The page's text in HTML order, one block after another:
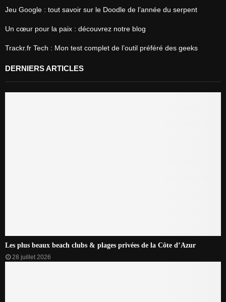
Jeu Google : tout savoir sur le Doodle de l’année du serpent
Un cœur pour la paix : découvrez notre blog
Trackr.fr Tech : Mon test complet de l’outil préféré des geeks
DERNIERS ARTICLES
Les plus beaux beach clubs & plages privées de la Côte d’Azur
28 juillet 2026